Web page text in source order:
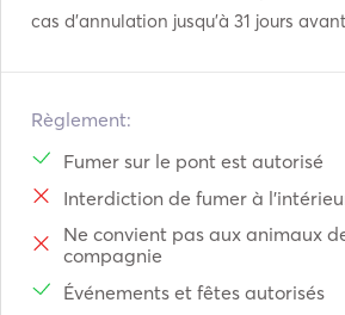
Volos
Nea
Arkitsa
cas d'annulation jusqu'à 31 jours
Règlement:
Fumer sur le pont est autorisé
Interdiction de fumer à
Ne convient pas aux animaux
compagnie
Événements et fêtes autorisés